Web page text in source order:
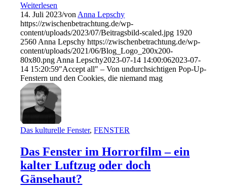
Weiterlesen
14. Juli 2023/von Anna Lepschy
https://zwischenbetrachtung.de/wp-
content/uploads/2023/07/Beitragsbild-scaled.jpg 1920
2560 Anna Lepschy https://zwischenbetrachtung.de/wp-
content/uploads/2021/06/Blog_Logo_200x200-
80x80.png Anna Lepschy2023-07-14 14:00:062023-07-
14 15:20:59"Accept all" – Von undurchsichtigen Pop-Up-
Fenstern und den Cookies, die niemand mag
Das kulturelle Fenster,FENSTER
Das Fenster im Horrorfilm – ein
kalter Luftzug oder doch
Gänsehaut?